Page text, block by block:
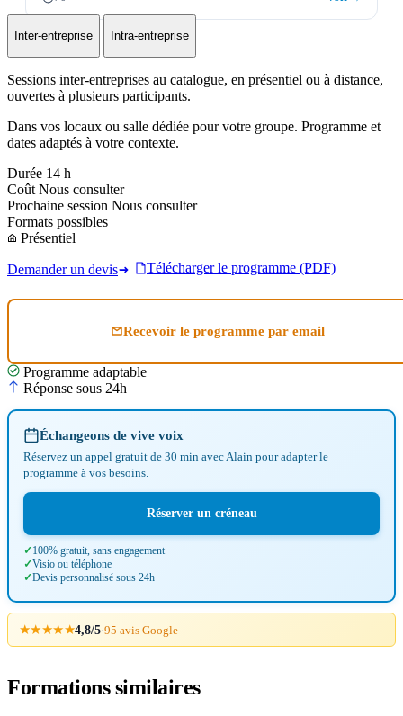
Inter-entreprise Intra-entreprise
Sessions inter-entreprises au catalogue, en présentiel ou à distance,
ouvertes à plusieurs participants.
Dans vos locaux ou salle dédiée pour votre groupe. Programme et
dates adaptés à votre contexte.
Durée 14 h
Coût Nous consulter
Prochaine session Nous consulter
Formats possibles
Présentiel
Demander un devis Télécharger le programme (PDF)
Recevoir le programme par email
Programme adaptable
Réponse sous 24h
Échangeons de vive voix
Réservez un appel gratuit de 30 min avec Alain pour adapter le
programme à vos besoins.
Réserver un créneau
100% gratuit, sans engagement
Visio ou téléphone
Devis personnalisé sous 24h
★★★★★4,8/5·95 avis Google
Formations similaires